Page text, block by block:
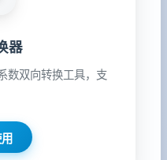
器
数双向转换工具，支